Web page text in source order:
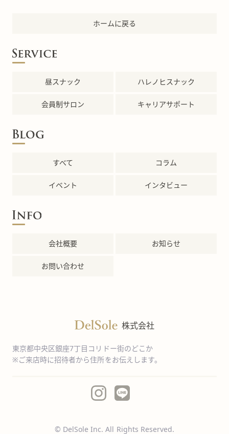
ホームに戻る
昼スナック ハレノヒスナック
会員制サロン キャリアサポート
すべて コラム
イベント インタビュー
会社概要 お知らせ
お問い合わせ
株式会社
東京都中央区銀座7丁目コリドー街のどこか
※ご来店時に招待者から住所をお伝えします。
© DelSole Inc. All Rights Reserved.